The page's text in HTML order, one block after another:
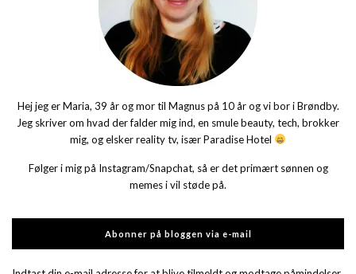
Hej jeg er Maria, 39 år og mor til Magnus på 10 år og vi bor i Brøndby.
Jeg skriver om hvad der falder mig ind, en smule beauty, tech, brokker
mig, og elsker reality tv, især Paradise Hotel
Følger i mig på Instagram/Snapchat, så er det primært sønnen og
memes i vil støde på.
Abonner på bloggen via e-mail